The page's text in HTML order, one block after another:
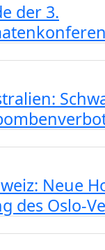
der 3.
Neue
des Oslo-